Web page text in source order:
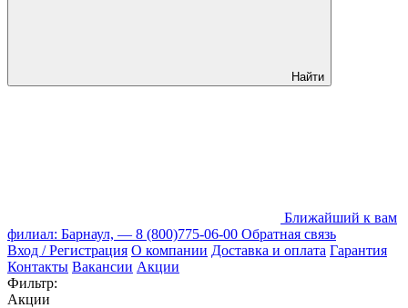
Найти
Ближайший к вам
филиал: Барнаул, — 8 (800)775-06-00 Обратная связь
Вход / Регистрация О компании Доставка и оплата Гарантия
Контакты Вакансии Акции
Фильтр:
Акции